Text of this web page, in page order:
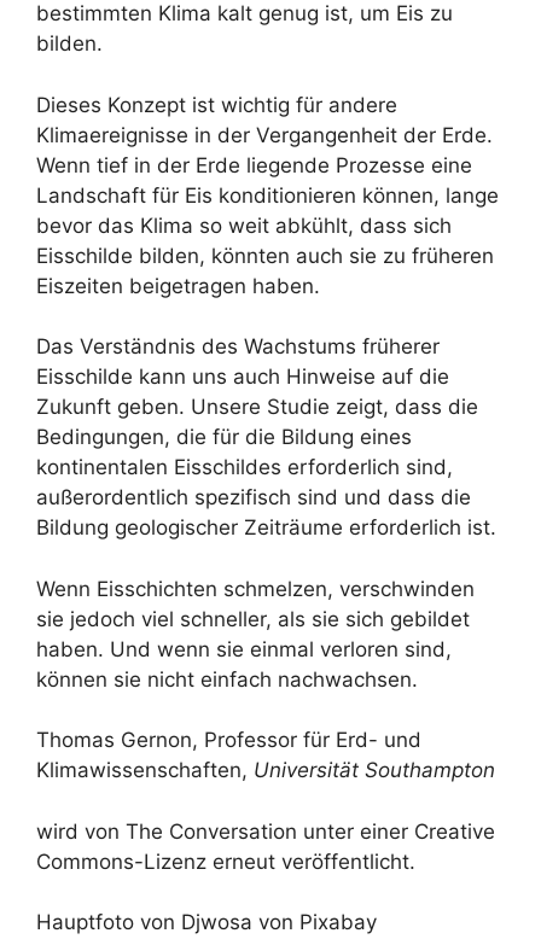
bestimmten Klima kalt genug ist, um Eis zu
bilden.
Dieses Konzept ist wichtig für andere
Klimaereignisse in der Vergangenheit der Erde.
Wenn tief in der Erde liegende Prozesse eine
Landschaft für Eis konditionieren können, lange
bevor das Klima so weit abkühlt, dass sich
Eisschilde bilden, könnten auch sie zu früheren
Eiszeiten beigetragen haben.
Das Verständnis des Wachstums früherer
Eisschilde kann uns auch Hinweise auf die
Zukunft geben. Unsere Studie zeigt, dass die
Bedingungen, die für die Bildung eines
kontinentalen Eisschildes erforderlich sind,
außerordentlich spezifisch sind und dass die
Bildung geologischer Zeiträume erforderlich ist.
Wenn Eisschichten schmelzen, verschwinden
sie jedoch viel schneller, als sie sich gebildet
haben. Und wenn sie einmal verloren sind,
können sie nicht einfach nachwachsen.
Thomas Gernon, Professor für Erd- und
Klimawissenschaften, Universität Southampton
wird von The Conversation unter einer Creative
Commons-Lizenz erneut veröffentlicht.
Hauptfoto von Djwosa von Pixabay